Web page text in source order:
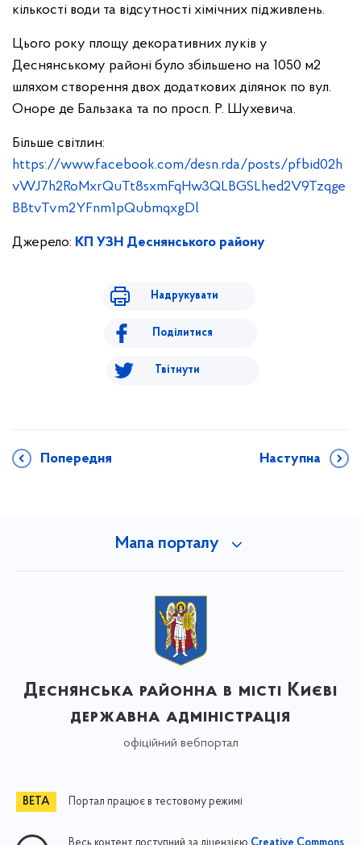
кількості води та відсутності хімічних підживлень.
Цього року площу декоративних луків у
Деснянському районі було збільшено на 1050 м2
шляхом створення двох додаткових ділянок по вул.
Оноре де Бальзака та по просп. Р. Шухевича.
Більше світлин:
https://www.facebook.com/desn.rda/posts/pfbid02h
vWJ7h2RoMxrQuTt8sxmFqHw3QLBGSLhed2V9Tzqge
BBtvTvm2YFnm1pQubmqxgDl
Джерело: КП УЗН Деснянського району
Надрукувати
Поділитися
Твітнути
Попередня Наступна
Мапа порталу
Деснянська районна в місті Києві
державна адміністрація
офіційний вебпортал
Портал працює в тестовому режимі